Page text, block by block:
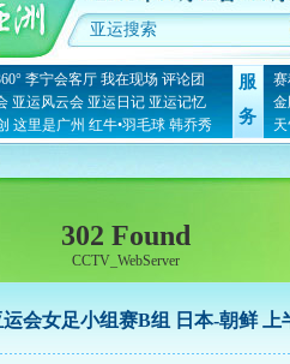
李宁会客厅 我在现场 评论团
亚运风云会 亚运日记 亚运记忆
这里是广州 红牛•羽毛球 韩乔秀
服
务
赛
金
302 Found
CCTV_WebServer
会女足小组赛B组 日本-朝鲜 上